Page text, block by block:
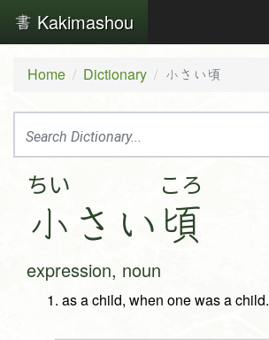
Kakimashou
Home Dictionary 小さい頃
ちい
小 さ い
ころ
頃
expression, noun
as a child, when one was a child.